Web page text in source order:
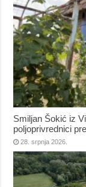
Smiljan Šokić iz
poljoprivrednici
28. srpnja 2026.